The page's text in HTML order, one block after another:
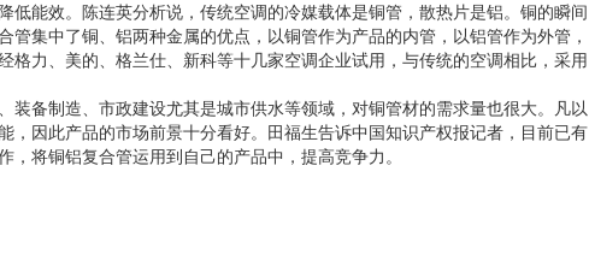
能效。陈连英分析说，传统空调的冷媒载体是铜管，散热片是铝。铜的瞬间
管集中了铜、铝两种金属的优点，以铜管作为产品的内管，以铝管作为外管，
格力、美的、格兰仕、新科等十几家空调企业试用，与传统的空调相比，采用
备制造、市政建设尤其是城市供水等领域，对铜管材的需求量也很大。凡以
，因此产品的市场前景十分看好。田福生告诉中国知识产权报记者，目前已有
将铜铝复合管运用到自己的产品中，提高竞争力。